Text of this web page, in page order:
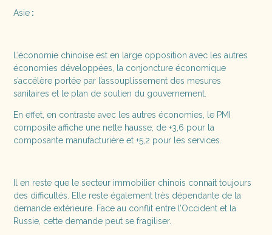
Asie :
L’économie chinoise est en large opposition avec les autres
économies développées, la conjoncture économique
s’accélère portée par l’assouplissement des mesures
sanitaires et le plan de soutien du gouvernement.
En effet, en contraste avec les autres économies, le PMI
composite affiche une nette hausse, de +3,6 pour la
composante manufacturière et +5,2 pour les services.
Il en reste que le secteur immobilier chinois connait toujours
des difficultés. Elle reste également très dépendante de la
demande extérieure. Face au conflit entre l’Occident et la
Russie, cette demande peut se fragiliser.